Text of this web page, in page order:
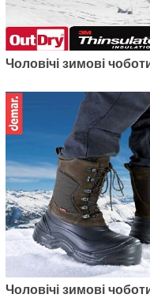
Чоловічі зимові
Чоловічі зимові